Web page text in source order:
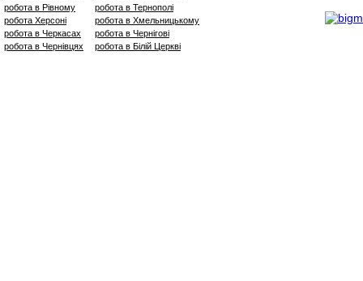
робота в Рівному
робота Херсоні
робота в Черкасах
робота в Чернівцях
робота в Тернополі
робота в Хмельницькому
робота в Чернігові
робота в Білій Церкві